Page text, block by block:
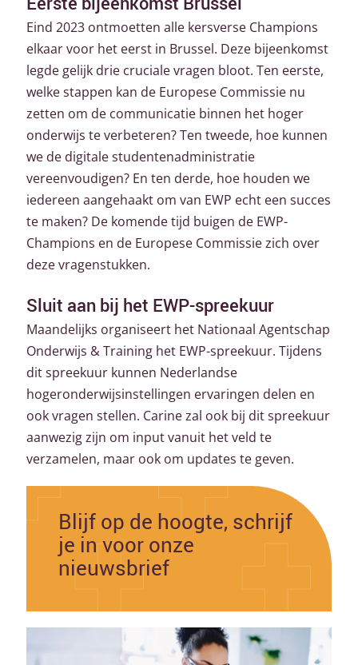
Blijf op de hoogte, schrijf
je in voor onze
nieuwsbrief
Eind 2023 ontmoetten alle kersverse Champions
elkaar voor het eerst in Brussel. Deze bijeenkomst
legde gelijk drie cruciale vragen bloot. Ten eerste,
welke stappen kan de Europese Commissie nu
zetten om de communicatie binnen het hoger
onderwijs te verbeteren? Ten tweede, hoe kunnen
we de digitale studentenadministratie
vereenvoudigen? En ten derde, hoe houden we
iedereen aangehaakt om van EWP echt een succes
te maken? De komende tijd buigen de EWP-
Champions en de Europese Commissie zich over
deze vragenstukken.
Sluit aan bij het EWP-spreekuur
Maandelijks organiseert het Nationaal Agentschap
Onderwijs & Training het EWP-spreekuur. Tijdens
dit spreekuur kunnen Nederlandse
hogeronderwijsinstellingen ervaringen delen en
ook vragen stellen. Carine zal ook bij dit spreekuur
aanwezig zijn om input vanuit het veld te
verzamelen, maar ook om updates te geven.